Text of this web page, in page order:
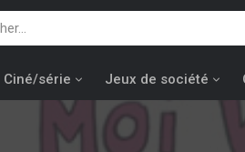
Ciné/série Jeux de société